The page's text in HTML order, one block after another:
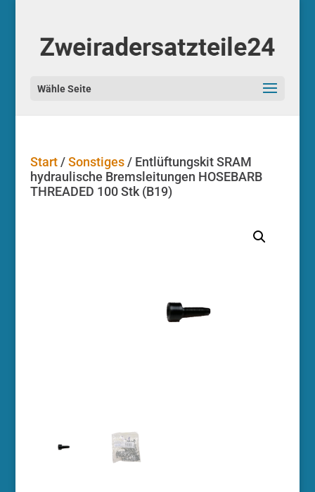
Start/Sonstiges/ Entlüftungskit SRAM
hydraulische Bremsleitungen HOSEBARB
THREADED 100 Stk (B19)